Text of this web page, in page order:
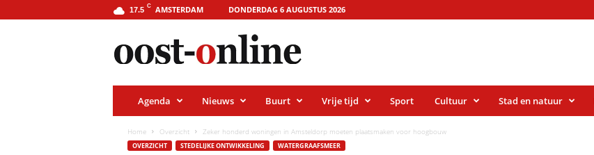
17.5 C AMSTERDAM DONDERDAG 6 AUGUSTUS 2026
o
-
o
l
e
Agenda Nieuws Buurt Vrije tijd Sport Cultuur Stad en natuur
Home Overzicht Zeker honderd woningen in Amsteldorp moeten plaatsmaken voor hoogbouw
OVERZICHT STEDELIJKE ONTWIKKELING WATERGRAAFSMEER